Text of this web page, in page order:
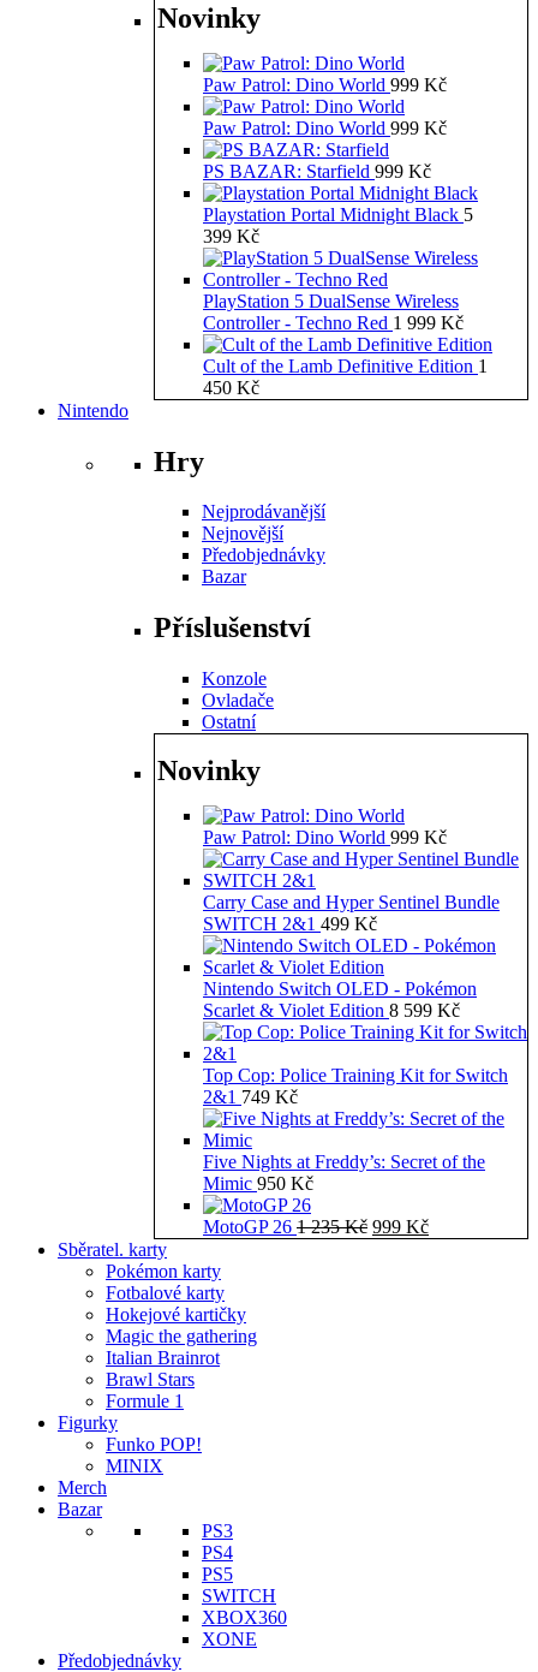
Novinky
Paw Patrol: Dino World 999 Kč
Paw Patrol: Dino World 999 Kč
PS BAZAR: Starfield 999 Kč
Playstation Portal Midnight Black 5
399 Kč
PlayStation 5 DualSense Wireless
Controller - Techno Red 1 999 Kč
Cult of the Lamb Definitive Edition 1
450 Kč
Nintendo
Hry
Nejprodávanější
Nejnovější
Předobjednávky
Bazar
Příslušenství
Konzole
Ovladače
Ostatní
Novinky
Paw Patrol: Dino World 999 Kč
Carry Case and Hyper Sentinel Bundle
SWITCH 2&1 499 Kč
Nintendo Switch OLED - Pokémon
Scarlet & Violet Edition 8 599 Kč
Top Cop: Police Training Kit for Switch
2&1 749 Kč
Five Nights at Freddy’s: Secret of the
Mimic 950 Kč
MotoGP 26 1 235Kč Původní
999 KčAktuální
Sběratel. karty
Pokémon karty
Fotbalové karty
Hokejové kartičky
Magic the gathering
Italian Brainrot
Brawl Stars
Formule 1
Figurky
Funko POP!
MINIX
Merch
Bazar
PS3
PS4
PS5
SWITCH
XBOX360
XONE
Předobjednávky